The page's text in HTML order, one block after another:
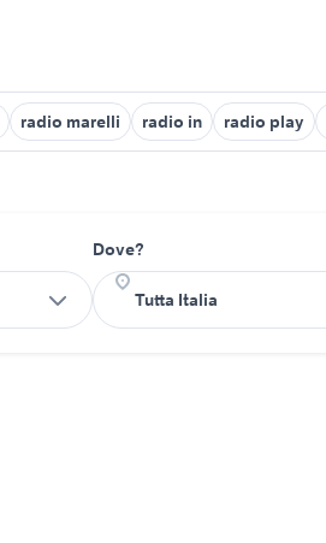
radio marelli radio in radio play
Dove?